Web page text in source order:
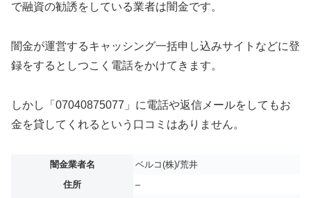
で融資の勧誘をしている業者は闇金です。
闇金が運営するキャッシング一括申し込みサイトなどに登
録をするとしつこく電話をかけてきます。
しかし「07040875077」に電話や返信メールをしてもお
金を貸してくれるという口コミはありません。
闇金業者名
ベルコ(株)/荒井
住所
–